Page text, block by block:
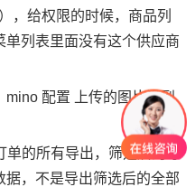
，给权限的时候，商品列
列表里面没有这个供应商
配置 上传的图片没到
的所有导出，筛选后的导
，不是导出筛选后的全部